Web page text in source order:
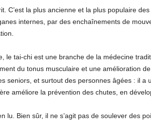
C’est la plus ancienne et la plus populaire
internes, par des enchaînements de
le tai-chi est une branche de la médecine
du tonus musculaire et une amélioration
seniors, et surtout des personnes âgées : il a
améliore la prévention des chutes, en
lu. Bien sûr, il ne s’agit pas de soulever des